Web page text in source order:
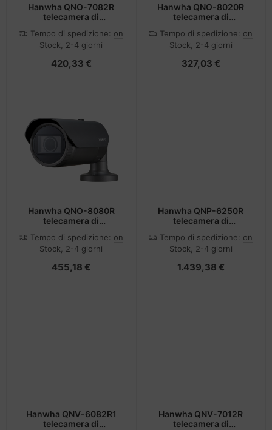
Hanwha QNO-7082R
telecamera di
Telecamera di sicurezza
IP Esterno 2560 x 1440
Tempo di spedizione: on
Stock, 2-4 giorni
420,33 €
Hanwha QNO-8020R
telecamera di
Telecamera di sicurezza
IP Esterno 2592 x 1944
Tempo di spedizione: on
Stock, 2-4 giorni
327,03 €
Hanwha QNO-8080R
telecamera di
Telecamera di sicurezza
IP Esterno 2592 x 1944
Tempo di spedizione: on
Stock, 2-4 giorni
455,18 €
Hanwha QNP-6250R
telecamera di
Telecamera di sicurezza
IP Esterno 1920 x 1080
Tempo di spedizione: on
Stock, 2-4 giorni
1.439,38 €
Hanwha QNV-6082R1
telecamera di
Hanwha QNV-7012R
telecamera di